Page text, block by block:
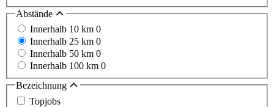
Abstände
Innerhalb 10 km 0
Innerhalb 25 km 0
Innerhalb 50 km 0
Innerhalb 100 km 0
Bezeichnung
Topjobs